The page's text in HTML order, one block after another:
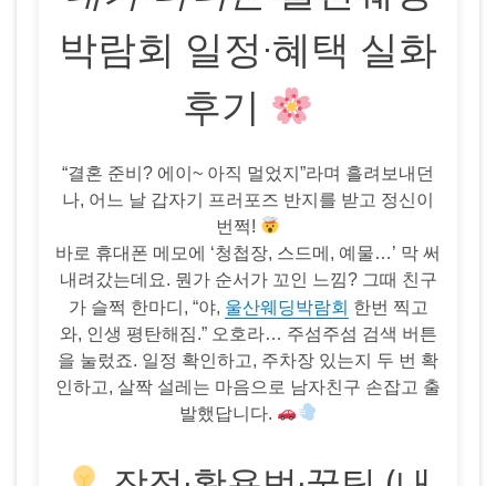
박람회 일정·혜택 실화
후기
“결혼 준비? 에이~ 아직 멀었지”라며 흘려보내던
나, 어느 날 갑자기 프러포즈 반지를 받고 정신이
번쩍!
바로 휴대폰 메모에 ‘청첩장, 스드메, 예물…’ 막 써
내려갔는데요. 뭔가 순서가 꼬인 느낌? 그때 친구
가 슬쩍 한마디, “야, 울산웨딩박람회 한번 찍고
와, 인생 평탄해짐.” 오호라… 주섬주섬 검색 버튼
을 눌렀죠. 일정 확인하고, 주차장 있는지 두 번 확
인하고, 살짝 설레는 마음으로 남자친구 손잡고 출
발했답니다.